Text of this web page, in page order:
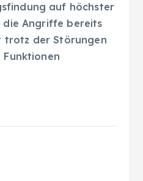
auf höchster
die Angriffe bereits
trotz der Störungen